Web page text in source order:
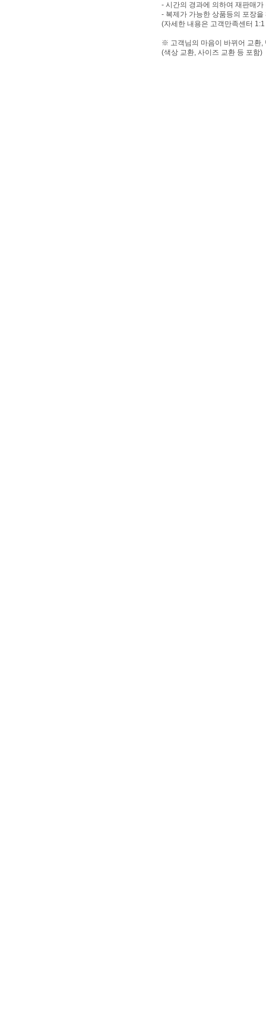
- 시간의 경과에 의하여 재판매
- 복제가 가능한 상품등의 포장을
(자세한 내용은 고객만족센터
※ 고객님의 마음이 바뀌어 교환,
(색상 교환, 사이즈 교환 등 포함)